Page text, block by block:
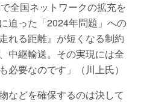
全国ネットワークの拡充を
迫った「2024年問題」への
れる距離』が短くなる制約
中継輸送。その実現には全
必要なのです」（川上氏）
などを確保するのは決して